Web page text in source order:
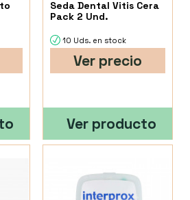
Seda Dental Vitis Cera
Pack 2 Und.
10 Uds. en stock
Ver precio
Ver producto